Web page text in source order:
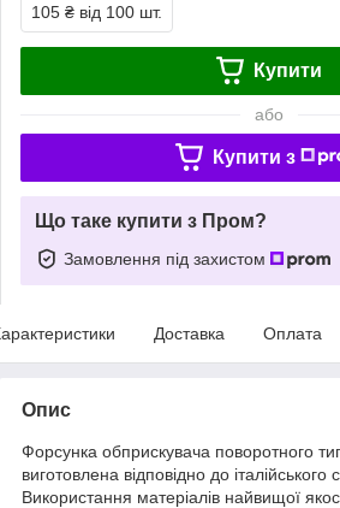
105 ₴ від 100 шт.
Купити
або
Купити з
Що таке купити з Пром?
Замовлення під захистом
Доставка Оплата
Опис
Форсунка обприскувача поворотного
виготовлена відповідно до італійського
Використання матеріалів найвищої